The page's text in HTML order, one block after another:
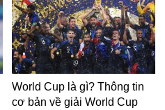
World Cup là gì? Thông tin
cơ bản về giải World Cup